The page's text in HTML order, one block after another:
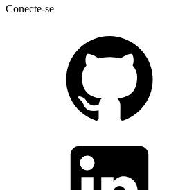
Conecte-se